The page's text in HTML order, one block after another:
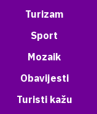
Turizam
Sport
Mozaik
Obavijesti
Turisti kažu